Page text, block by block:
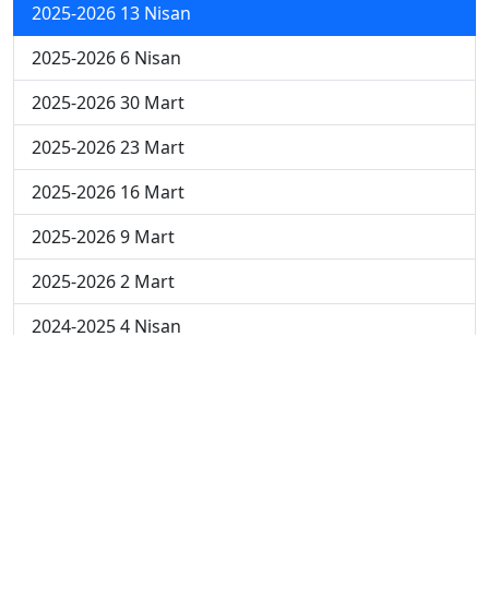
2025-2026 13 Nisan
2025-2026 6 Nisan
2025-2026 30 Mart
2025-2026 23 Mart
2025-2026 16 Mart
2025-2026 9 Mart
2025-2026 2 Mart
2024-2025 4 Nisan